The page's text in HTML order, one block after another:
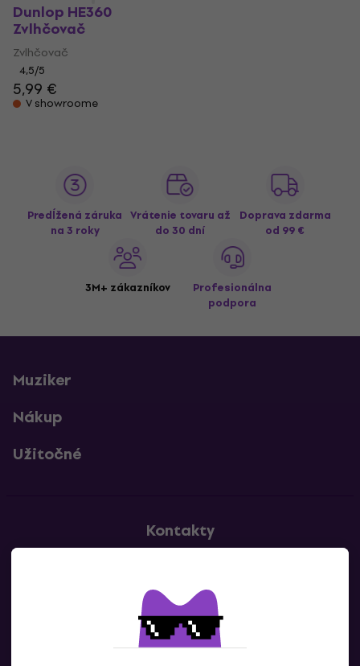
Dunlop HE360
Zvlhčovač
Zvlhčovač
4,5/5
5,99 €
V showroome
Predĺžená záruka
na 3 roky
Vrátenie tovaru až
do 30 dní
Doprava zdarma
od 99 €
3M+ zákazníkov
Profesionálna
podpora
Muziker
Nákup
Užitočné
Kontakty